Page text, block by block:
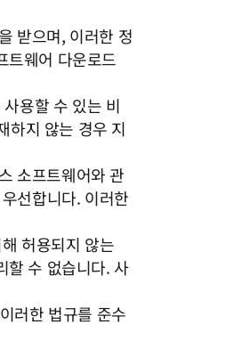
받으며, 이러한 정
트웨어 다운로드
용할 수 있는 비
하지 않는 경우 지
소프트웨어와 관
선합니다. 이러한
허용되지 않는
할 수 없습니다. 사
러한 법규를 준수